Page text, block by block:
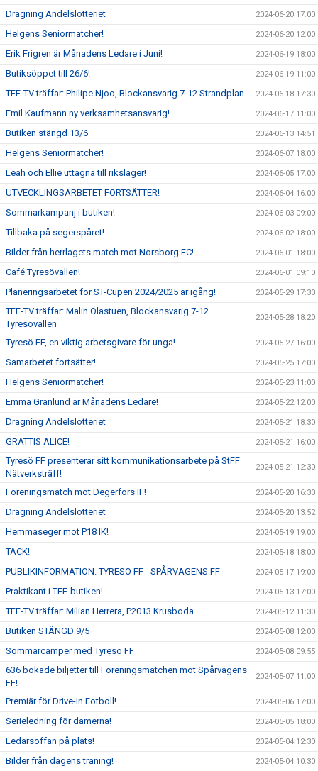
Dragning Andelslotteriet 2024-06-20 17:00
Helgens Seniormatcher! 2024-06-20 12:00
Erik Frigren är Månadens Ledare i Juni! 2024-06-19 18:00
Butiksöppet till 26/6! 2024-06-19 11:00
TFF-TV träffar: Philipe Njoo, Blockansvarig 7-12 Strandplan 2024-06-18 17:30
Emil Kaufmann ny verksamhetsansvarig! 2024-06-17 11:00
Butiken stängd 13/6 2024-06-13 14:51
Helgens Seniormatcher! 2024-06-07 18:00
Leah och Ellie uttagna till riksläger! 2024-06-05 17:00
UTVECKLINGSARBETET FORTSÄTTER! 2024-06-04 16:00
Sommarkampanj i butiken! 2024-06-03 09:00
Tillbaka på segerspåret! 2024-06-02 18:00
Bilder från herrlagets match mot Norsborg FC! 2024-06-01 18:00
Café Tyresövallen! 2024-06-01 09:10
Planeringsarbetet för ST-Cupen 2024/2025 är igång! 2024-05-29 17:30
TFF-TV träffar: Malin Olastuen, Blockansvarig 7-12
Tyresövallen
2024-05-28 18:20
Tyresö FF, en viktig arbetsgivare för unga! 2024-05-27 16:00
Samarbetet fortsätter! 2024-05-25 17:00
Helgens Seniormatcher! 2024-05-23 11:00
Emma Granlund är Månadens Ledare! 2024-05-22 12:00
Dragning Andelslotteriet 2024-05-21 18:30
GRATTIS ALICE! 2024-05-21 16:00
Tyresö FF presenterar sitt kommunikationsarbete på StFF
Nätverksträff!
2024-05-21 12:30
Föreningsmatch mot Degerfors IF! 2024-05-20 16:30
Dragning Andelslotteriet 2024-05-20 13:52
Hemmaseger mot P18 IK! 2024-05-19 19:00
TACK! 2024-05-18 18:00
PUBLIKINFORMATION: TYRESÖ FF - SPÅRVÄGENS FF 2024-05-17 19:00
Praktikant i TFF-butiken! 2024-05-13 17:00
TFF-TV träffar: Milian Herrera, P2013 Krusboda 2024-05-12 11:30
Butiken STÄNGD 9/5 2024-05-08 12:00
Sommarcamper med Tyresö FF 2024-05-08 09:55
636 bokade biljetter till Föreningsmatchen mot Spårvägens
FF!
2024-05-07 11:00
Premiär för Drive-In Fotboll! 2024-05-06 17:00
Serieledning för damerna! 2024-05-05 18:00
Ledarsoffan på plats! 2024-05-04 12:30
Bilder från dagens träning! 2024-05-04 10:30